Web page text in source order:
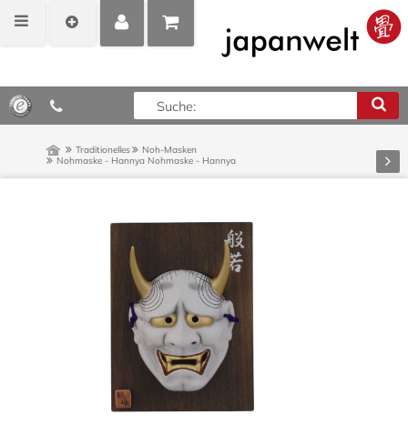
MEIN
POSITIONEN
ANZEIGEN
0,00 €*
Traditionelles
Noh-Masken
Nohmaske - Hannya Nohmaske - Hannya Vor